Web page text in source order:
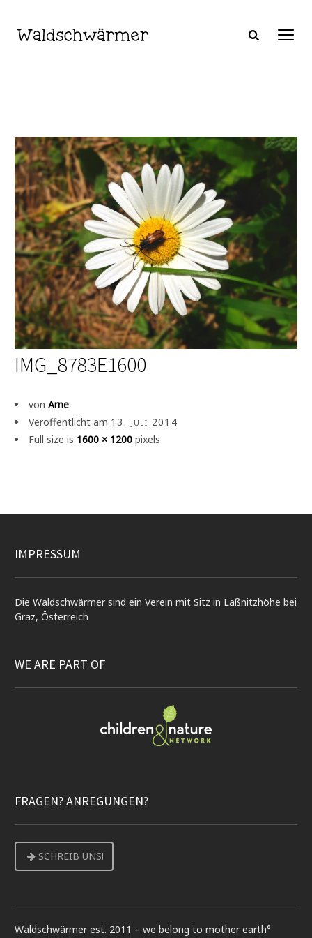
IMG_8783E1600
von Arne
Veröffentlicht am 13. juli 2014
Full size is 1600 × 1200 pixels
IMPRESSUM
Die Waldschwärmer sind ein Verein mit Sitz in Laßnitzhöhe bei
Graz, Österreich
WE ARE PART OF
FRAGEN? ANREGUNGEN?
SCHREIB UNS!
Waldschwärmer est. 2011 – we belong to mother earth°